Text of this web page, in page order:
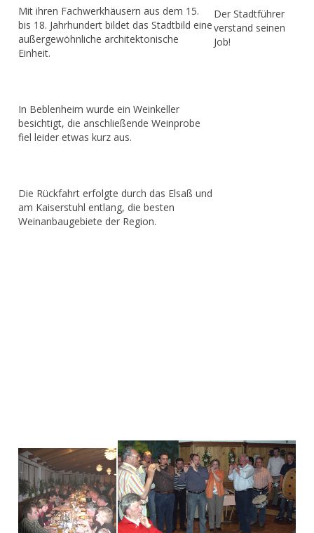
Mit ihren Fachwerkhäusern aus dem 15.
bis 18. Jahrhundert bildet das Stadtbild eine
außergewöhnliche architektonische
Einheit.
In Beblenheim wurde ein Weinkeller
besichtigt, die anschließende Weinprobe
fiel leider etwas kurz aus.
Die Rückfahrt erfolgte durch das Elsaß und
am Kaiserstuhl entlang, die besten
Weinanbaugebiete der Region.
Der Stadtführer
verstand seinen
Job!